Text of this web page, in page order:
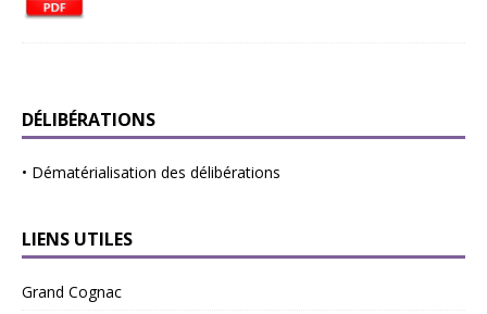
DÉLIBÉRATIONS
• Dématérialisation des délibérations
LIENS UTILES
Grand Cognac